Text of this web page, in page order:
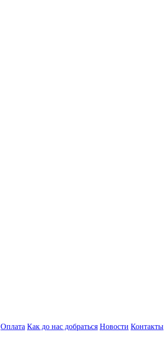
Оплата Как до нас добраться Новости Контакты